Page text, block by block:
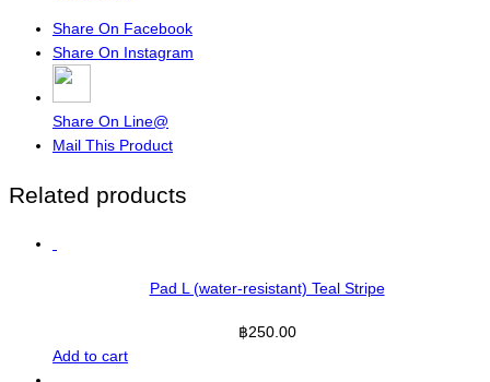
Share On Facebook
Share On Instagram
Share On Line@
Mail This Product
Related products
Pad L (water-resistant) Teal Stripe
฿250.00
Add to cart